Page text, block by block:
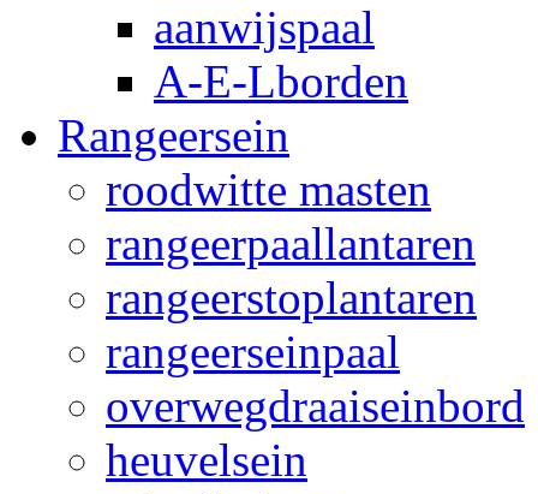
aanwijspaal
A-E-Lborden
Rangeersein
roodwitte masten
rangeerpaallantaren
rangeerstoplantaren
rangeerseinpaal
overwegdraaiseinbord
heuvelsein